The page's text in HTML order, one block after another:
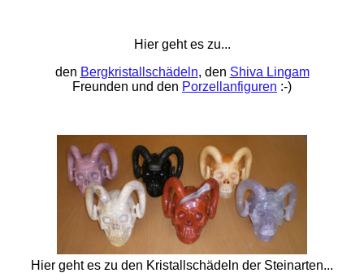
Hier geht es zu...
den Bergkristallschädeln, den Shiva Lingam
Freunden und den Porzellanfiguren :-)
Hier geht es zu den Kristallschädeln der Steinarten...